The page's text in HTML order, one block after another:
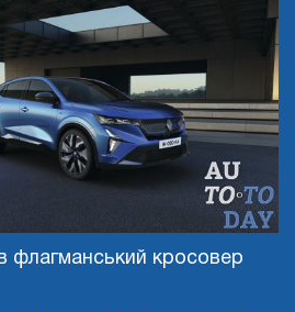
флагманський кросовер